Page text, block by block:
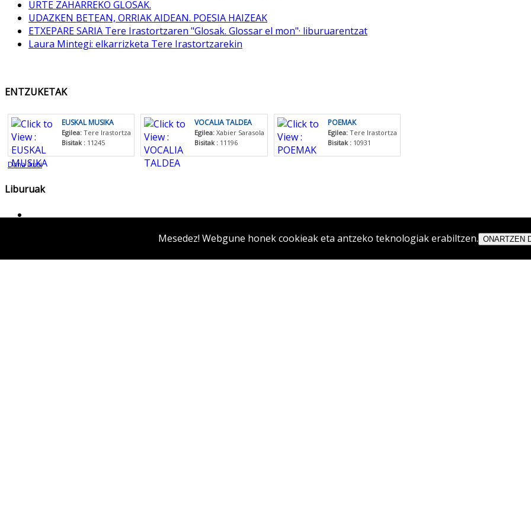
URTE ZAHARREKO GLOSAK.
UDAZKEN BETEAN, ORRIAK AIDEAN. POESIA HAIZEAK
ETXEPARE SARIA Tere Irastortzaren "Glosak. Glossar el mon"· liburuarentzat
Laura Mintegi: elkarrizketa Tere Irastortzarekin
ENTZUKETAK
EUSKAL MUSIKA
Egilea: Tere Irastortza
Bisitak : 11245
VOCALIA TALDEA
Egilea: Xabier Sarasola
Bisitak : 11196
POEMAK
Egilea: Tere Irastortza
Bisitak : 10931
Dana ikusi
Liburuak
Mesedez! Webgune honek cookieak eta antzeko teknologiak erabiltzen. ONARTZEN